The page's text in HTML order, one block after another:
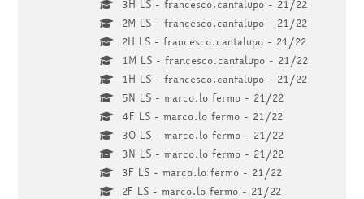
3H LS - francesco.cantalupo - 21/22
2M LS - francesco.cantalupo - 21/22
2H LS - francesco.cantalupo - 21/22
1M LS - francesco.cantalupo - 21/22
1H LS - francesco.cantalupo - 21/22
5N LS - marco.lo fermo - 21/22
4F LS - marco.lo fermo - 21/22
3O LS - marco.lo fermo - 21/22
3N LS - marco.lo fermo - 21/22
3F LS - marco.lo fermo - 21/22
2F LS - marco.lo fermo - 21/22